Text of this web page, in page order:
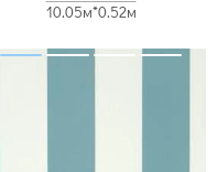
10.05м*0.52м